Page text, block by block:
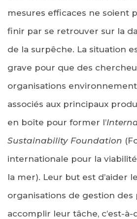
mesures efficaces ne soient
finir par se retrouver sur la
de la surpêche. La situation
grave pour que des
organisations
associés aux principaux
en boîte pour former l’
Sustainability Foundation
internationale pour la
la mer). Leur but est d’aider
organisations de gestion des
accomplir leur tâche, c’est-